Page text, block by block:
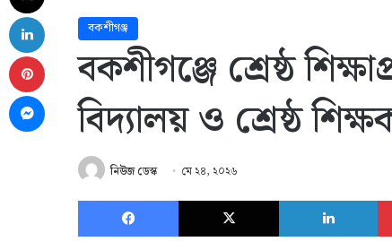
বকশীগঞ্জ
বকশীগঞ্জে শ্রেষ্ঠ
বিদ্যালয় ও শ্রেষ্ঠ
নিউজ ডেস্ক মে ২৪, ২০২৬
Facebook X
LinkedIn
Pinterest
Messenger